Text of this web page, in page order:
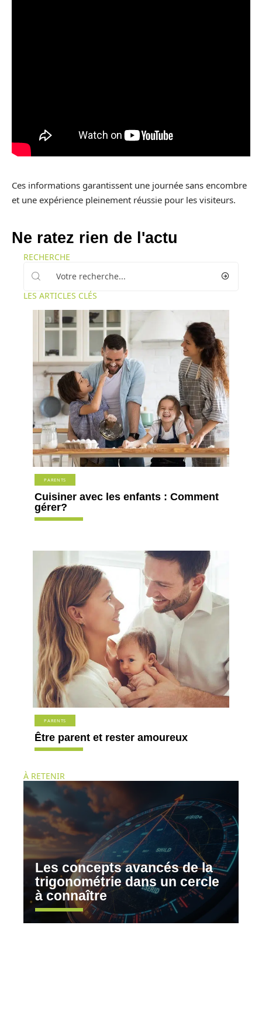
Ces informations garantissent une journée sans encombre
et une expérience pleinement réussie pour les visiteurs.
Ne ratez rien de l'actu
RECHERCHE
LES ARTICLES CLÉS
PARENTS
Cuisiner avec les enfants : Comment
gérer?
PARENTS
Être parent et rester amoureux
À RETENIR
Les concepts avancés de la
trigonométrie dans un cercle
à connaître